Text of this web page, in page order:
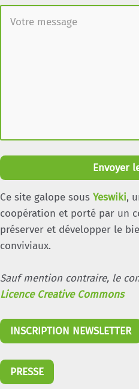
Envoyer
Ce site galope sous Yeswiki,
coopération et porté par un
préserver et développer le
conviviaux.
Sauf mention contraire, le
Licence Creative Commons
INSCRIPTION NEWSLETTER
PRESSE